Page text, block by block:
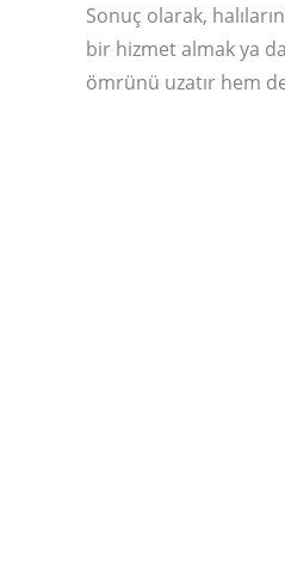
Sonuç olarak,
bir hizmet almak ya
ömrünü uzatır hem